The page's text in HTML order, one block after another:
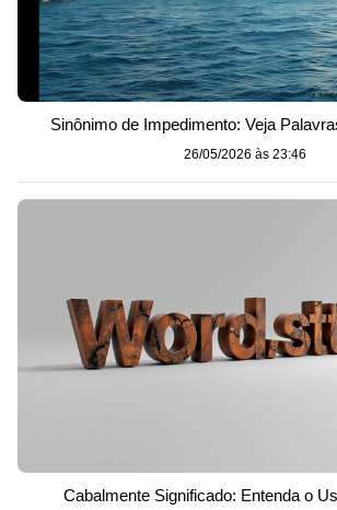
Sinônimo de Impedimento: Veja
26/05/2026 às 23:46
Cabalmente Significado: Entenda o